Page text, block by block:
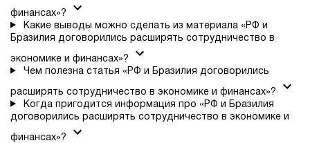
финансах»?
Какие выводы можно сделать из материала «РФ и
Бразилия договорились расширять сотрудничество в
экономике и финансах»?
Чем полезна статья «РФ и Бразилия договорились
расширять сотрудничество в экономике и финансах»?
Когда пригодится информация про «РФ и Бразилия
договорились расширять сотрудничество в экономике и
финансах»?